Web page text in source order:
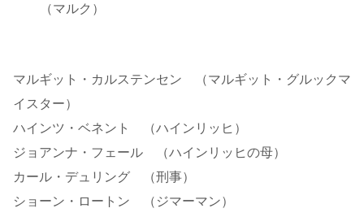
（マルク）
マルギット・カルステンセン （マルギット・グルックマ
イスター）
ハインツ・ベネント （ハインリッヒ）
ジョアンナ・フェール （ハインリッヒの母）
カール・デュリング （刑事）
ショーン・ロートン （ジマーマン）